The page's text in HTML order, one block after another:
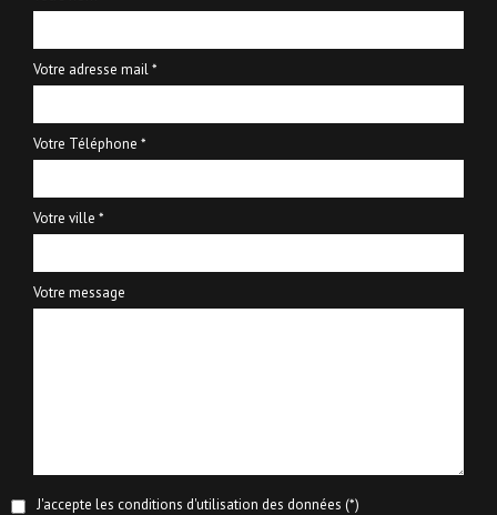
Votre adresse mail *
Votre Téléphone *
Votre ville *
Votre message
J'accepte les conditions d'utilisation des données (*)